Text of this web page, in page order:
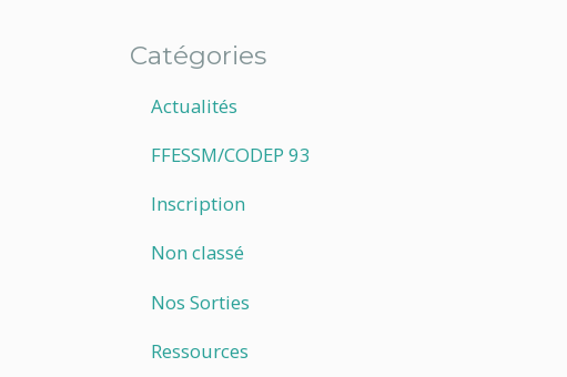
Catégories
Actualités
FFESSM/CODEP 93
Inscription
Non classé
Nos Sorties
Ressources